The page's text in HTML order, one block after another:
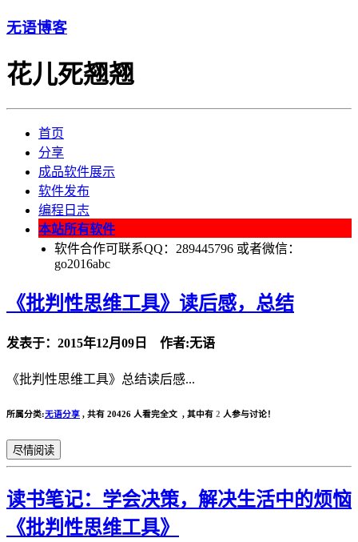
无语博客
花儿死翘翘
首页
分享
成品软件展示
软件发布
编程日志
本站所有软件
软件合作可联系QQ：289445796 或者微信：
go2016abc
《批判性思维工具》读后感，总结
发表于：2015年12月09日 作者:无语
《批判性思维工具》总结读后感...
所属分类:无语分享 , 共有 20426 人看完全文 , 其中有 2 人参与讨论！
尽情阅读
读书笔记：学会决策，解决生活中的烦恼
《批判性思维工具》